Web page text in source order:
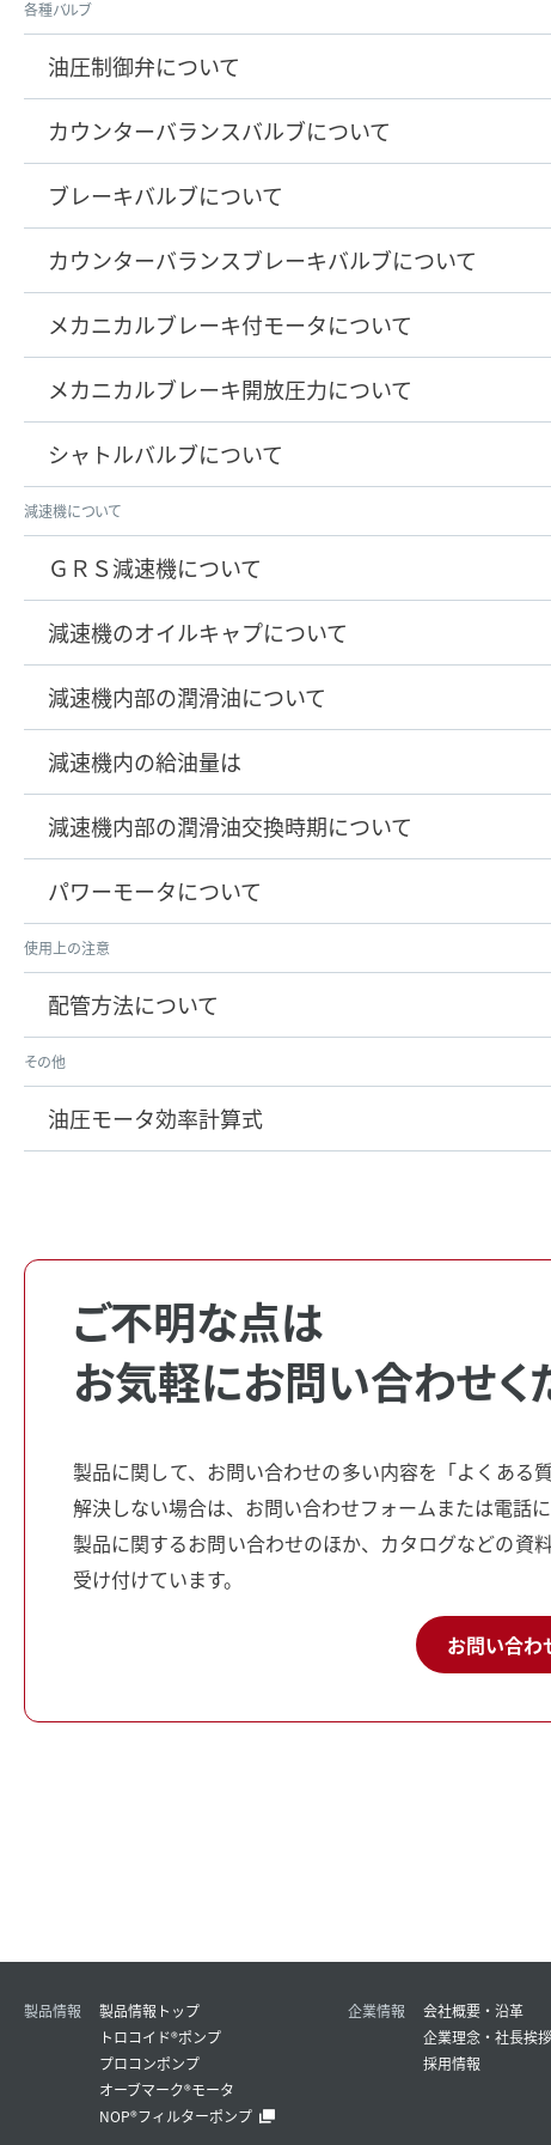
各種バルブ
油圧制御弁について
カウンターバランスバルブについて
ブレーキバルブについて
カウンターバランスブレーキバルブについて
メカニカルブレーキ付モータについて
メカニカルブレーキ開放圧力について
シャトルバルブについて
減速機について
ＧＲＳ減速機について
減速機のオイルキャプについて
減速機内部の潤滑油について
減速機内の給油量は
減速機内部の潤滑油交換時期について
パワーモータについて
使用上の注意
配管方法について
その他
油圧モータ効率計算式
ご不明な点は
お気軽にお問い合わせく
製品に関して、お問い合わせの多い内容を「よくある
解決しない場合は、お問い合わせフォームまたは電話
製品に関するお問い合わせのほか、カタログなどの資
受け付けています。
お問い合わ
製品情報
製品情報トップ
トロコイド®ポンプ
プロコンポンプ
オーブマーク®モータ
NOP®フィルターポンプ
企業情報
会社概要・沿革
企業理念・社長挨拶
採用情報